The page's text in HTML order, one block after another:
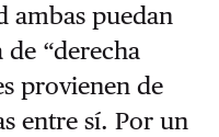
ambas puedan
“derecha
provienen de
entre sí. Por un